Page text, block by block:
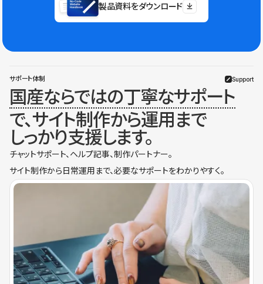
製品資料をダウンロード
サポート体制 Support
国産ならではの丁寧なサポート
で、サイト制作から運用まで
しっかり支援します。
チャットサポート、ヘルプ記事、制作パートナー。
サイト制作から日常運用まで、必要なサポートをわかりやすく。